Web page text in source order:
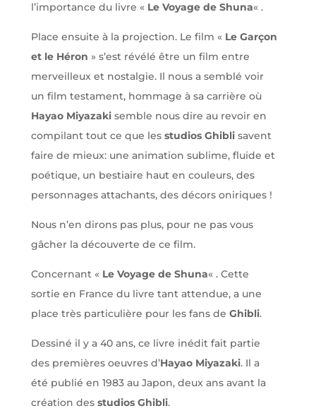
l’importance du livre « Le Voyage de Shuna« .
Place ensuite à la projection. Le film « Le Garçon
et le Héron » s’est révélé être un film entre
merveilleux et nostalgie. Il nous a semblé voir
un film testament, hommage à sa carrière où
Hayao Miyazakisemble nous dire au revoir en
compilant tout ce que les studios Ghiblisavent
faire de mieux: une animation sublime, fluide et
poétique, un bestiaire haut en couleurs, des
personnages attachants, des décors oniriques !
Nous n’en dirons pas plus, pour ne pas vous
gâcher la découverte de ce film.
Concernant « Le Voyage de Shuna« . Cette
sortie en France du livre tant attendue, a une
place très particulière pour les fans de Ghibli.
Dessiné il y a 40 ans, ce livre inédit fait partie
des premières oeuvres d’Hayao Miyazaki. Il a
été publié en 1983 au Japon, deux ans avant la
création des studios Ghibli.